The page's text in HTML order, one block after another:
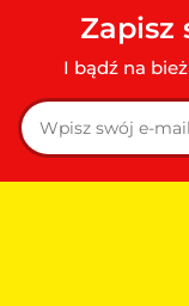
Zapisz
I bądź na